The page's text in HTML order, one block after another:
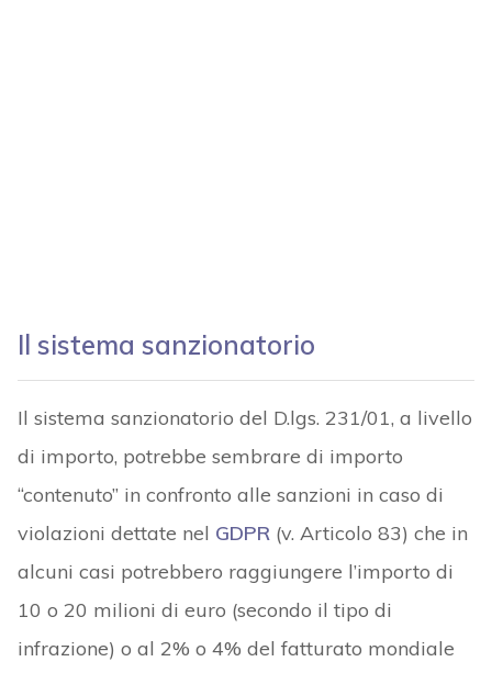
Il sistema sanzionatorio
Il sistema sanzionatorio del D.lgs. 231/01, a livello
di importo, potrebbe sembrare di importo
“contenuto” in confronto alle sanzioni in caso di
violazioni dettate nel GDPR(v. Articolo 83) che in
alcuni casi potrebbero raggiungere l’importo di
10 o 20 milioni di euro (secondo il tipo di
infrazione) o al 2% o 4% del fatturato mondiale